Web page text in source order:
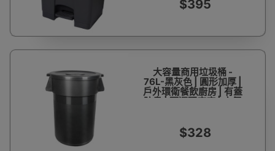
$395
大容量商用垃圾桶 -
76L-黑灰色 | 圓形加厚 |
戶外環衛餐飲廚房 | 有蓋
防臭 | 可選配底座 | 方便
$328